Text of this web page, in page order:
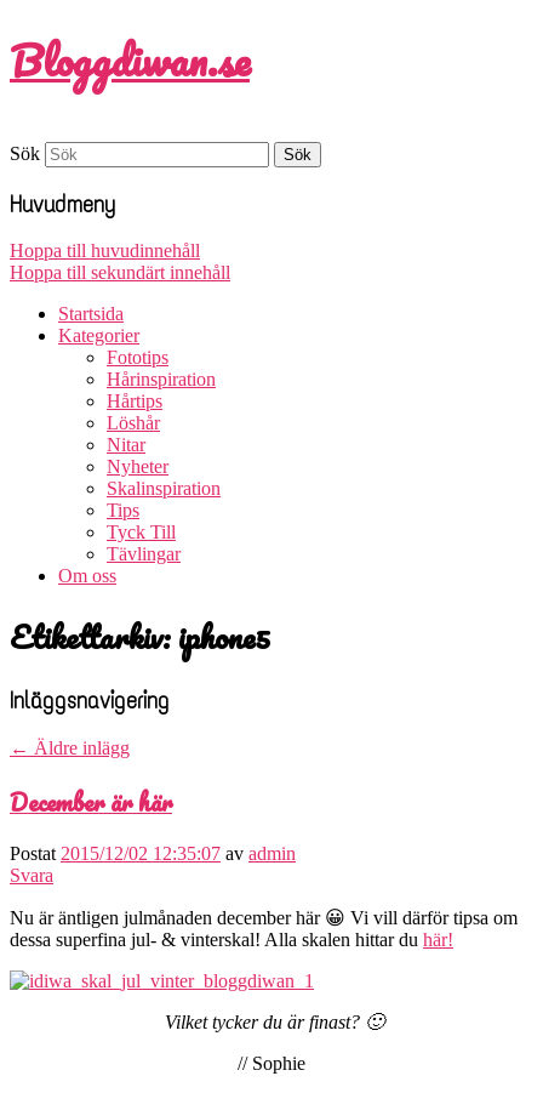
Bloggdiwan.se
Sök
Huvudmeny
Hoppa till huvudinnehåll
Hoppa till sekundärt innehåll
Startsida
Kategorier
Fototips
Hårinspiration
Hårtips
Löshår
Nitar
Nyheter
Skalinspiration
Tips
Tyck Till
Tävlingar
Om oss
Etikettarkiv:iphone5
Inläggsnavigering
← Äldre inlägg
December är här
Postat 2015/12/02 12:35:07 av admin
Svara
Nu är äntligen julmånaden december här 😀 Vi vill därför tipsa om
dessa superfina jul- & vinterskal! Alla skalen hittar du här!
Vilket tycker du är finast? 🙂
// Sophie